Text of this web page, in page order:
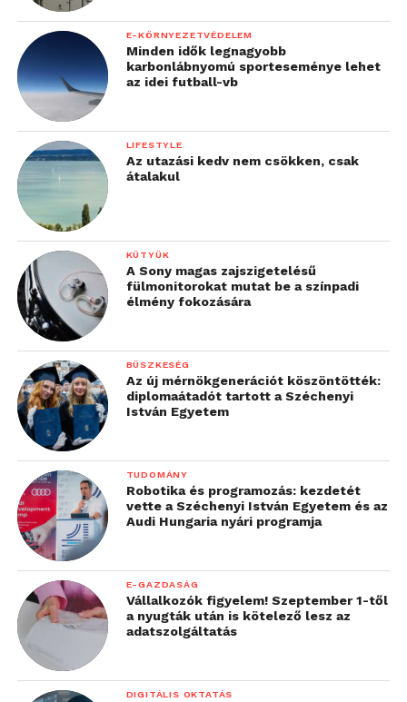
„A Futureal-csoport
WELL Building Platina
előminősítést szerzett
irodaházaiban többek
közt az átlagosnál jobb
minőségű levegő, szigorú
előírások szerint
kivitelezett légtechnikai
rendszer, a WELL
követelményeinek
megfelelő, még
magasabb minőségű,
rendszeresen ellenőrzött
ivóvíz, a hazainál sokkal
E-KÖRNYEZETVÉDELEM
Minden idők legnagyobb
karbonlábnyomú sporteseménye lehet
az idei futball-vb
LIFESTYLE
Az utazási kedv nem csökken, csak
átalakul
KÜTYÜK
A Sony magas zajszigetelésű
fülmonitorokat mutat be a színpadi
élmény fokozására
BÜSZKESÉG
Az új mérnökgenerációt köszöntötték:
diplomaátadót tartott a Széchenyi
István Egyetem
TUDOMÁNY
Robotika és programozás: kezdetét
vette a Széchenyi István Egyetem és az
Audi Hungaria nyári programja
E-GAZDASÁG
Vállalkozók figyelem! Szeptember 1-től
a nyugták után is kötelező lesz az
adatszolgáltatás
DIGITÁLIS OKTATÁS